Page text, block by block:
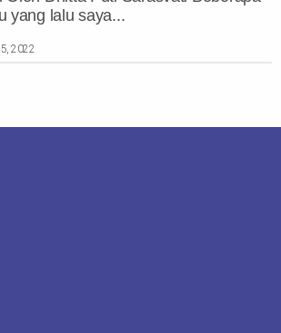
yang lalu saya...
2022